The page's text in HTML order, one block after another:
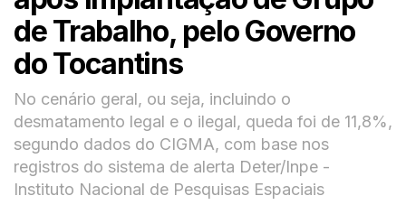
de Trabalho, pelo Governo
do Tocantins
No cenário geral, ou seja, incluindo o
desmatamento legal e o ilegal, queda foi de 11,8%,
segundo dados do CIGMA, com base nos
registros do sistema de alerta Deter/Inpe -
Instituto Nacional de Pesquisas Espaciais